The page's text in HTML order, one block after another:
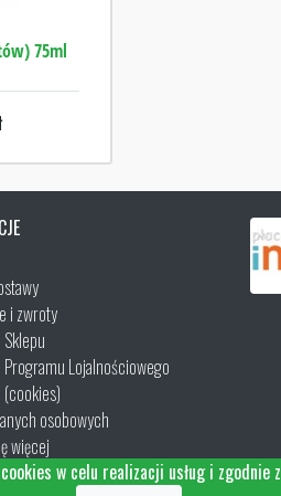
75ml
i zwroty
Lojalnościowego
(cookies)
osobowych
więcej
w celu realizacji usług i zgodnie z